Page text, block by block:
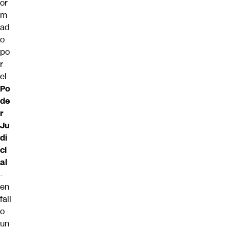
or
m
ad
o
po
r
el
Po
de
r
Ju
di
ci
al
-
en
fall
o
un